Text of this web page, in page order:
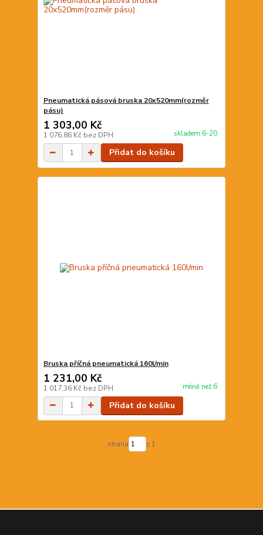
Pneumatická pásová bruska 20x520mm(rozměr
pásu)
1 303,00 Kč
1 076,86 Kč bez DPH skladem 6-20
Přidat do košíku
Bruska příčná pneumatická 160l/min
1 231,00 Kč
1 017,36 Kč bez DPH méně než 6
Přidat do košíku
strana z 1